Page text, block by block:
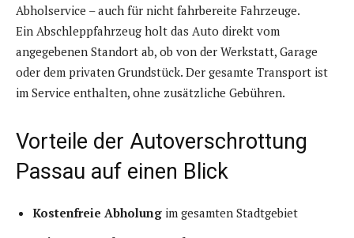
Abholservice – auch für nicht fahrbereite Fahrzeuge.
Ein Abschleppfahrzeug holt das Auto direkt vom
angegebenen Standort ab, ob von der Werkstatt, Garage
oder dem privaten Grundstück. Der gesamte Transport ist
im Service enthalten, ohne zusätzliche Gebühren.
Vorteile der Autoverschrottung
Passau auf einen Blick
Kostenfreie Abholung im gesamten Stadtgebiet